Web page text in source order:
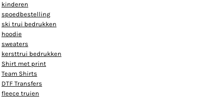
kinderen
spoedbestelling
ski trui bedrukken
hoodie
sweaters
kersttrui bedrukken
Shirt met print
Team Shirts
DTF Transfers
fleece truien